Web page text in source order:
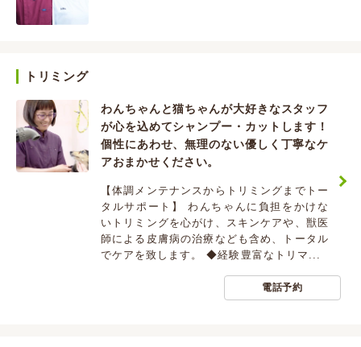
トリミング
わんちゃんと猫ちゃんが大好きなスタッフ
が心を込めてシャンプー・カットします！
個性にあわせ、無理のない優しく丁寧なケ
アおまかせください。
【体調メンテナンスからトリミングまでトー
タルサポート】 わんちゃんに負担をかけな
いトリミングを心がけ、スキンケアや、獣医
師による皮膚病の治療なども含め、トータル
でケアを致します。 ◆経験豊富なトリマ...
電話予約